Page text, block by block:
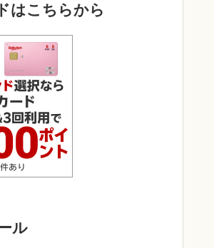
はこちらから
ル